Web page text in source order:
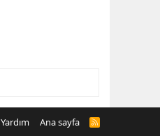
Yardım Ana sayfa
R